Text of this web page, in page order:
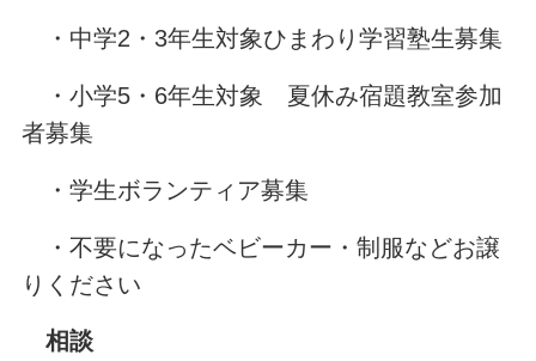
・中学2・3年生対象ひまわり学習塾生募集
・小学5・6年生対象 夏休み宿題教室参加
者募集
・学生ボランティア募集
・不要になったベビーカー・制服などお譲
りください
相談